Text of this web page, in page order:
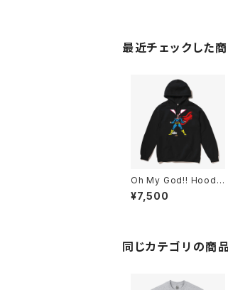
最近チェックした
Oh My God!! Hoodi
e Black
¥7,500
同じカテゴリの商品